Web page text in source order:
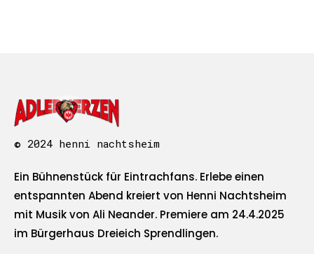
© 2024 henni nachtsheim
Ein Bühnenstück für Eintrachfans. Erlebe einen
entspannten Abend kreiert von Henni Nachtsheim
mit Musik von Ali Neander. Premiere am 24.4.2025
im Bürgerhaus Dreieich Sprendlingen.